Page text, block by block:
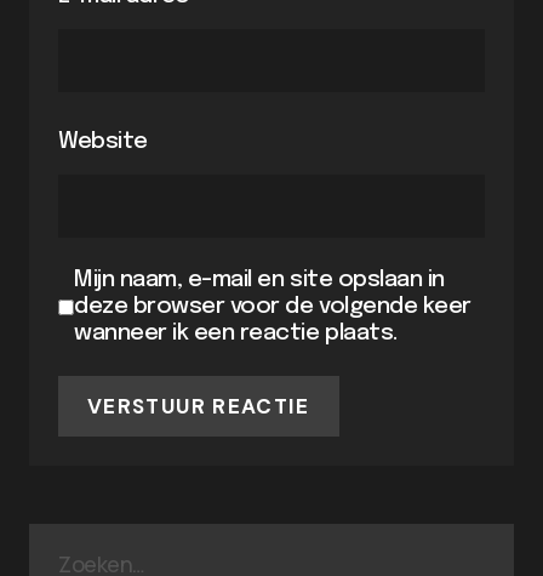
Website
Mijn naam, e-mail en site opslaan in
deze browser voor de volgende keer
wanneer ik een reactie plaats.
VERSTUUR REACTIE